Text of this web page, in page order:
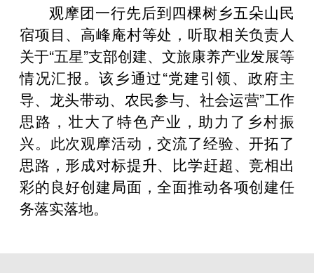
观摩团一行先后到四棵树乡五朵山民
宿项目、高峰庵村等处，听取相关负责人
关于“五星”支部创建、文旅康养产业发展等
情况汇报。该乡通过“党建引领、政府主
导、龙头带动、农民参与、社会运营”工作
思路，壮大了特色产业，助力了乡村振
兴。此次观摩活动，交流了经验、开拓了
思路，形成对标提升、比学赶超、竞相出
彩的良好创建局面，全面推动各项创建任
务落实落地。